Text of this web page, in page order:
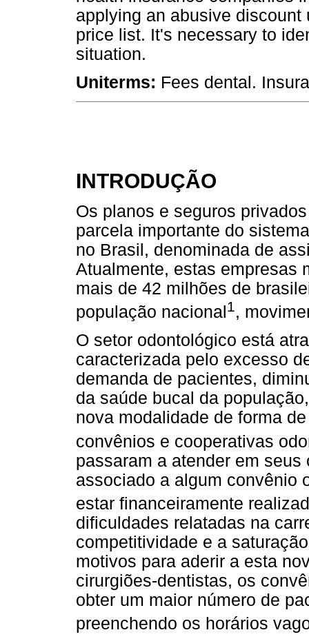
applying an abusive
price list. It's necessary to
situation.
Uniterms: Fees dental.
INTRODUÇÃO
Os planos e seguros
parcela importante do
no Brasil, denominada de
Atualmente, estas empresas
mais de 42 milhões de
população nacional 1,
O setor odontológico está
caracterizada pelo excesso
demanda de pacientes,
da saúde bucal da
nova modalidade de forma
convênios e cooperativas
passaram a atender em
associado a algum convênio
estar financeiramente
dificuldades relatadas na
competitividade e a
motivos para aderir a esta
cirurgiões-dentistas, os
obter um maior número de
preenchendo os horários